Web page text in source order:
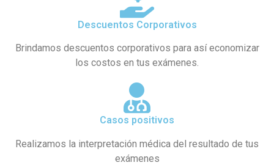
Descuentos Corporativos
Brindamos descuentos corporativos para así economizar
los costos en tus exámenes.
Casos positivos
Realizamos la interpretación médica del resultado de tus
exámenes